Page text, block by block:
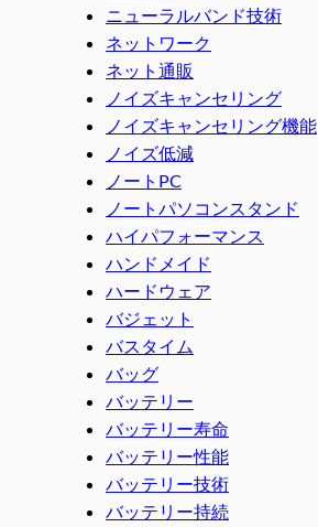
ニューラルバンド技術
ネットワーク
ネット通販
ノイズキャンセリング
ノイズキャンセリング機能
ノイズ低減
ノートPC
ノートパソコンスタンド
ハイパフォーマンス
ハンドメイド
ハードウェア
バジェット
バスタイム
バッグ
バッテリー
バッテリー寿命
バッテリー性能
バッテリー技術
バッテリー持続